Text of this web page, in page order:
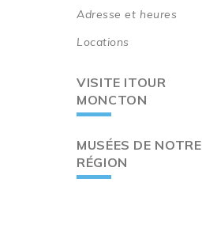
Adresse et heures
Locations
VISITE ITOUR
MONCTON
MUSÉES DE NOTRE
RÉGION